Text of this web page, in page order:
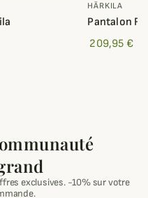
HÄRKILA
Pantalon
209,95 €
exclusives. -10% sur votre